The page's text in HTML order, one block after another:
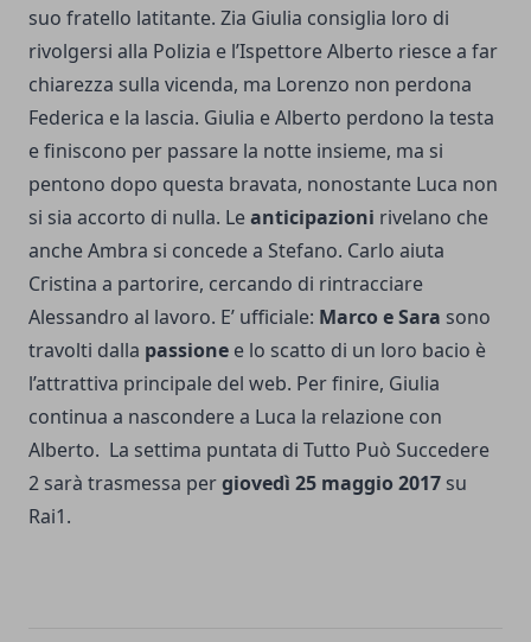
suo fratello latitante. Zia Giulia consiglia loro di
rivolgersi alla Polizia e l’Ispettore Alberto riesce a far
chiarezza sulla vicenda, ma Lorenzo non perdona
Federica e la lascia. Giulia e Alberto perdono la testa
e finiscono per passare la notte insieme, ma si
pentono dopo questa bravata, nonostante Luca non
si sia accorto di nulla. Leanticipazioni rivelano che
anche Ambra si concede a Stefano. Carlo aiuta
Cristina a partorire, cercando di rintracciare
Alessandro al lavoro. E’ ufficiale: Marco e Sara sono
travolti dalla passione e lo scatto di un loro bacio è
l’attrattiva principale del web. Per finire, Giulia
continua a nascondere a Luca la relazione con
Alberto. La settima puntata di Tutto Può Succedere
2 sarà trasmessa pergiovedì 25 maggio 2017 su
Rai1.